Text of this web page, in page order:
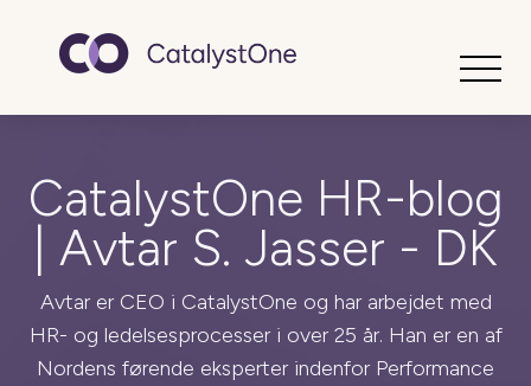
CatalystOne HR-blog
| Avtar S. Jasser - DK
Avtar er CEO i CatalystOne og har arbejdet med
HR- og ledelsesprocesser i over 25 år. Han er en af
Nordens førende eksperter indenfor Performance